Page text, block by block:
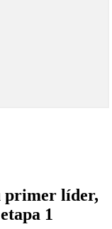
primer líder,
1